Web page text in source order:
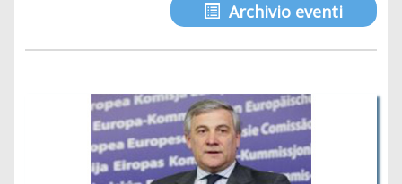
Archivio eventi